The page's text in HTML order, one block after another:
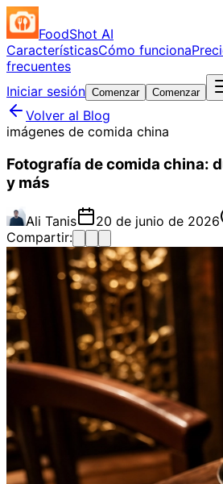
FoodShot AI
CaracterísticasCómo funciona
frecuentes
Iniciar sesión Comenzar Comenzar
Volver al Blog
imágenes de comida china
Fotografía de comida china:
y más
Ali Tanis 20 de junio de 2026
Compartir: